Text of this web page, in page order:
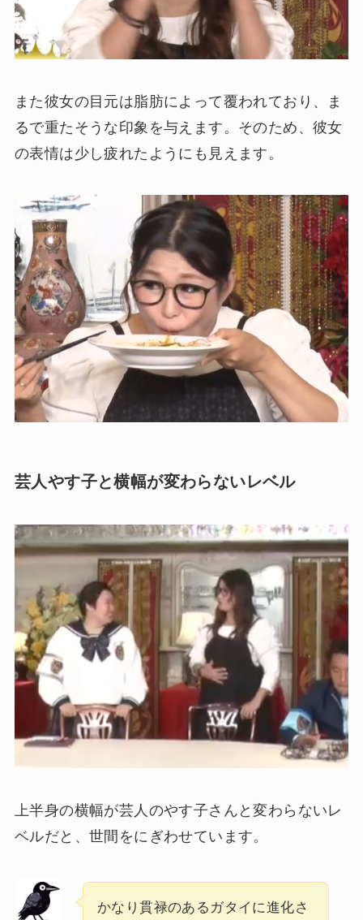
また彼女の目元は脂肪によって覆われており、ま
るで重たそうな印象を与えます。そのため、彼女
の表情は少し疲れたようにも見えます。
芸人やす子と横幅が変わらないレベル
上半身の横幅が芸人のやす子さんと変わらないレ
ベルだと、世間をにぎわせています。
かなり貫禄のあるガタイに進化さ